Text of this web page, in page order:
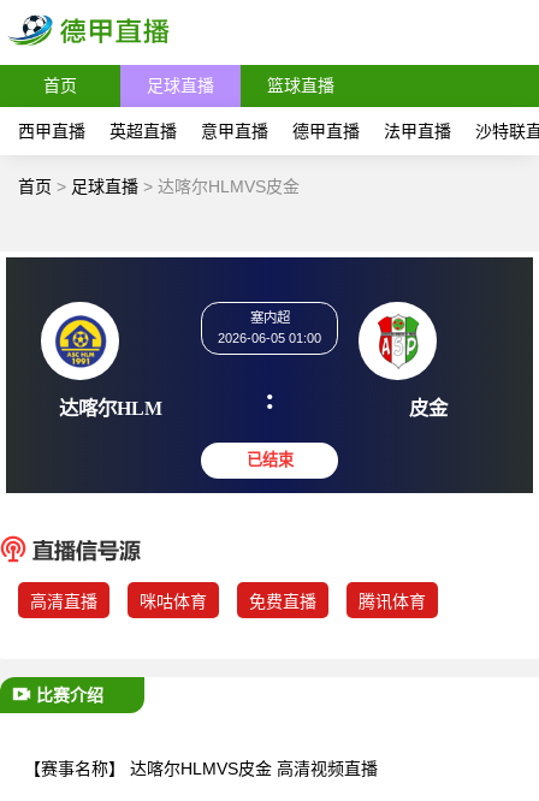
首页 足球直播 篮球直播
西甲直播 英超直播 意甲直播 德甲直播 法甲直播 沙特联
首页 > 足球直播 > 达喀尔HLMVS皮金
达喀尔HLM
2026-06-05 01:00
: 皮
高清直播 咪咕体育 免费直播 腾讯体育
比赛介绍
【赛事名称】 达喀尔HLMVS皮金 高清视频直播